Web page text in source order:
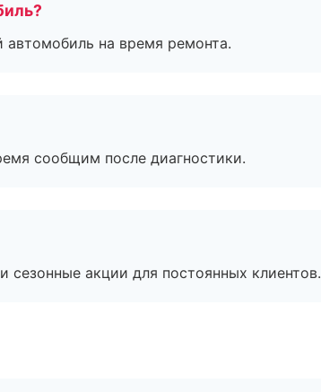
на время ремонта.
сообщим после диагностики.
акции для постоянных клиентов.